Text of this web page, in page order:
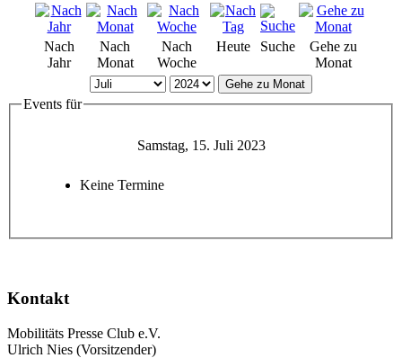
Nach
Jahr
Nach
Monat
Nach
Woche
Heute Suche
Gehe zu
Monat
Gehe zu Monat
Events für
Samstag, 15. Juli 2023
Keine Termine
Kontakt
Mobilitäts Presse Club e.V.
Ulrich Nies (Vorsitzender)